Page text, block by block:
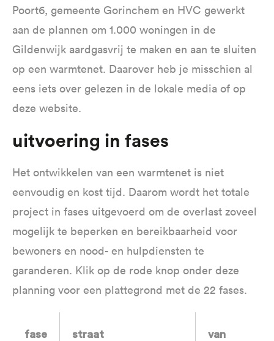
Poort6, gemeente Gorinchem en HVC gewerkt
aan de plannen om 1.000 woningen in de
Gildenwijk aardgasvrij te maken en aan te sluiten
op een warmtenet. Daarover heb je misschien al
eens iets over gelezen in de lokale media of op
deze website.
Uitvoering in fases
Het ontwikkelen van een warmtenet is niet
eenvoudig en kost tijd. Daarom wordt het totale
project in fases uitgevoerd om de overlast zoveel
mogelijk te beperken en bereikbaarheid voor
bewoners en nood- en hulpdiensten te
garanderen. Klik op de rode knop onder deze
planning voor een plattegrond met de 22 fases.
fase straat van